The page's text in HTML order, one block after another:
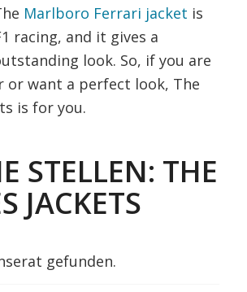
Marlboro Ferrari jacket is
racing, and it gives a
look. So, if you are
or want a perfect look, The
is for you.
STELLEN: THE
JACKETS
gefunden.